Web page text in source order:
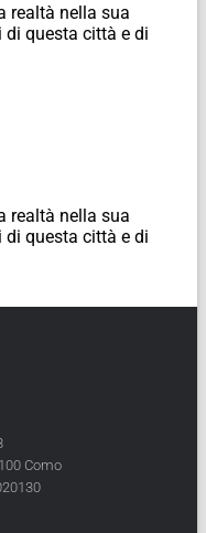
realtà nella sua
di questa città e di
realtà nella sua
di questa città e di
Como